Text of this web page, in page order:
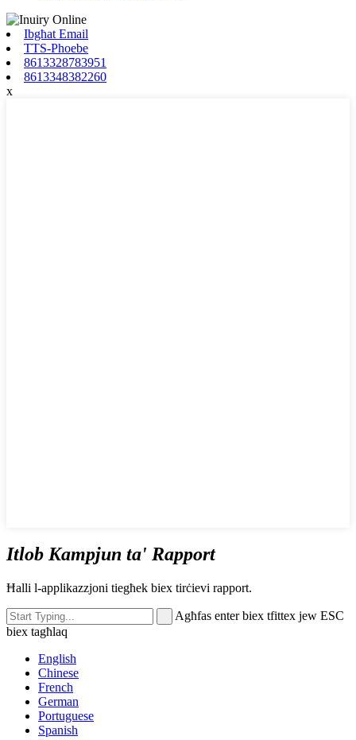
Ibgħat Email
TTS-Phoebe
8613328783951
8613348382260
x
Itlob Kampjun ta' Rapport
Ħalli l-applikazzjoni tiegħek biex tirċievi rapport.
Agħfas enter biex tfittex jew ESC
biex tagħlaq
English
Chinese
French
German
Portuguese
Spanish